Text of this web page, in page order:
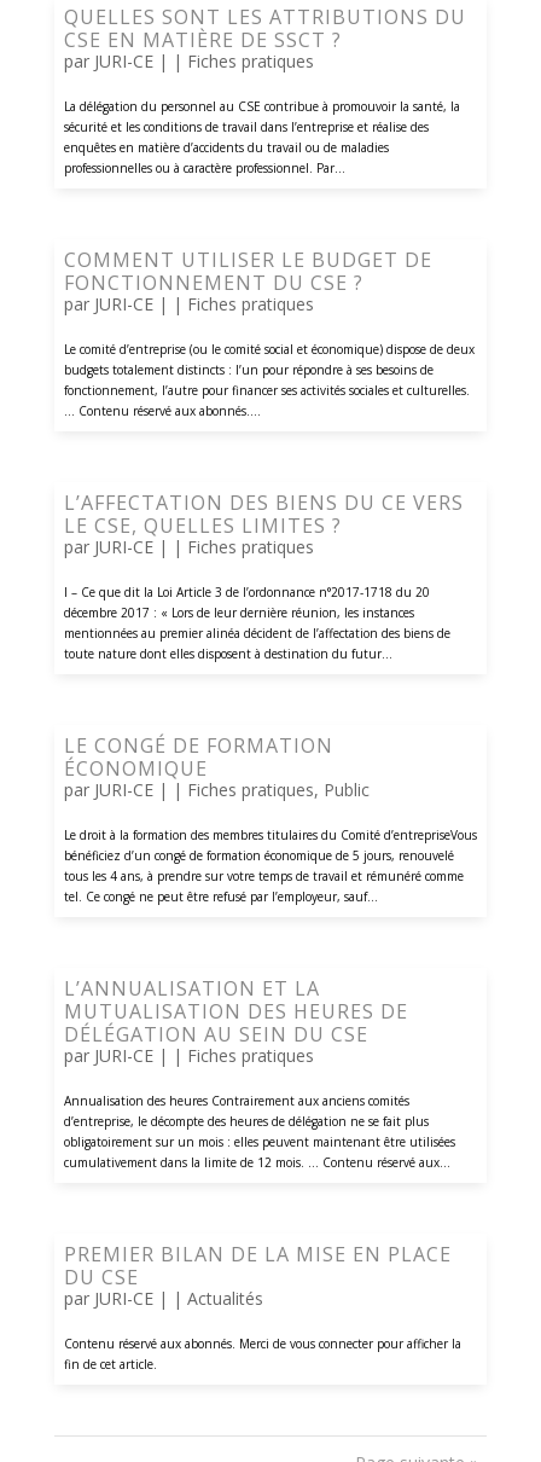
QUELLES SONT LES ATTRIBUTIONS DU
CSE EN MATIÈRE DE SSCT ?
par JURI-CE| | Fiches pratiques
La délégation du personnel au CSE contribue à promouvoir la santé, la
sécurité et les conditions de travail dans l’entreprise et réalise des
enquêtes en matière d’accidents du travail ou de maladies
professionnelles ou à caractère professionnel. Par...
COMMENT UTILISER LE BUDGET DE
FONCTIONNEMENT DU CSE ?
par JURI-CE| | Fiches pratiques
Le comité d’entreprise (ou le comité social et économique) dispose de deux
budgets totalement distincts : l’un pour répondre à ses besoins de
fonctionnement, l’autre pour financer ses activités sociales et culturelles.
... Contenu réservé aux abonnés....
L’AFFECTATION DES BIENS DU CE VERS
LE CSE, QUELLES LIMITES ?
par JURI-CE| | Fiches pratiques
I – Ce que dit la Loi Article 3 de l’ordonnance n°2017-1718 du 20
décembre 2017 : « Lors de leur dernière réunion, les instances
mentionnées au premier alinéa décident de l’affectation des biens de
toute nature dont elles disposent à destination du futur...
LE CONGÉ DE FORMATION
ÉCONOMIQUE
par JURI-CE| | Fiches pratiques, Public
Le droit à la formation des membres titulaires du Comité d’entrepriseVous
bénéficiez d’un congé de formation économique de 5 jours, renouvelé
tous les 4 ans, à prendre sur votre temps de travail et rémunéré comme
tel. Ce congé ne peut être refusé par l’employeur, sauf...
L’ANNUALISATION ET LA
MUTUALISATION DES HEURES DE
DÉLÉGATION AU SEIN DU CSE
par JURI-CE| | Fiches pratiques
Annualisation des heures Contrairement aux anciens comités
d’entreprise, le décompte des heures de délégation ne se fait plus
obligatoirement sur un mois : elles peuvent maintenant être utilisées
cumulativement dans la limite de 12 mois. ... Contenu réservé aux...
PREMIER BILAN DE LA MISE EN PLACE
DU CSE
par JURI-CE| | Actualités
Contenu réservé aux abonnés. Merci de vous connecter pour afficher la
fin de cet article.